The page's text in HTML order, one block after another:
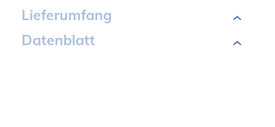
Lieferumfang
Datenblatt